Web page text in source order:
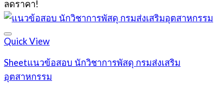
was:
399฿.389฿.
ลดราคา!
Quick View
Sheetแนวข้อสอบ นักวิชาการพัสดุ กรมส่งเสริม
อุตสาหกรรม